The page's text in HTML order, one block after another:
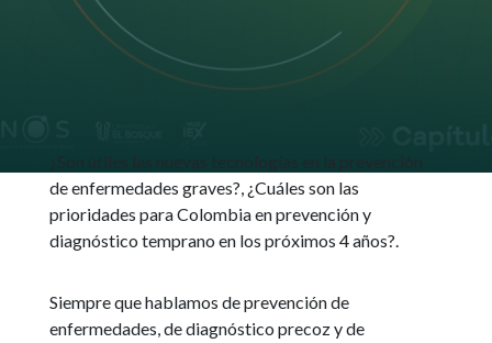
de enfermedades graves?, ¿Cuáles son las
prioridades para Colombia en prevención y
diagnóstico temprano en los próximos 4 años?.
Siempre que hablamos de prevención de
enfermedades, de diagnóstico precoz y de